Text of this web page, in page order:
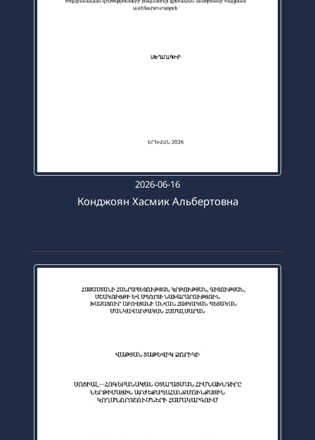
2026-06-16
Конджоян Хасмик Альбертовна